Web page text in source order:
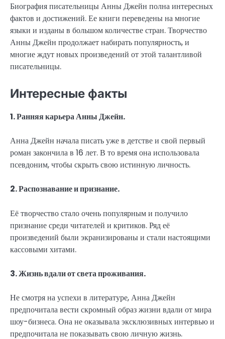
Биография писательницы Анны Джейн полна интересных
фактов и достижений. Ее книги переведены на многие
языки и изданы в большом количестве стран. Творчество
Анны Джейн продолжает набирать популярность, и
многие ждут новых произведений от этой талантливой
писательницы.
Интересные факты
1. Ранняя карьера Анны Джейн.
Анна Джейн начала писать уже в детстве и свой первый
роман закончила в 16 лет. В то время она использовала
псевдоним, чтобы скрыть свою истинную личность.
2. Распознавание и признание.
Её творчество стало очень популярным и получило
признание среди читателей и критиков. Ряд её
произведений были экранизированы и стали настоящими
кассовыми хитами.
3. Жизнь вдали от света проживания.
Не смотря на успехи в литературе, Анна Джейн
предпочитала вести скромный образ жизни вдали от мира
шоу-бизнеса. Она не оказывала эксклюзивных интервью и
предпочитала не показывать свою личную жизнь.